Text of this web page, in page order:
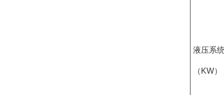
液压系
（KW）